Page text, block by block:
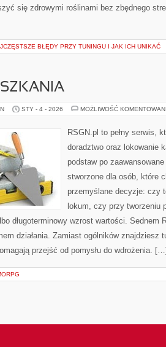
się zdrowymi roślinami bez zbędnego
BŁĘDY PRZY TUNINGU I JAK ICH UNIKAĆ
STY - 4 - 2026 MOŻLIWOŚĆ
RSGN.pl to pełny serwis,
doradztwo oraz lokowanie
podstaw po
stworzone dla osób, które
przemyślane decyzje: czy
lokum, czy przy tworzeniu
długoterminowy wzrost wartości. Sednem
działania. Zamiast ogólników znajdziesz
przejść od pomysłu do wdrożenia.